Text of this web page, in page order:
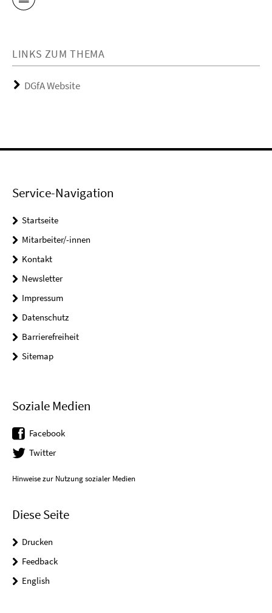
LINKS ZUM THEMA
DGfA Website
Service-Navigation
Startseite
Mitarbeiter/-innen
Kontakt
Newsletter
Impressum
Datenschutz
Barrierefreiheit
Sitemap
Soziale Medien
Facebook
Twitter
Hinweise zur Nutzung sozialer Medien
Diese Seite
Drucken
Feedback
English